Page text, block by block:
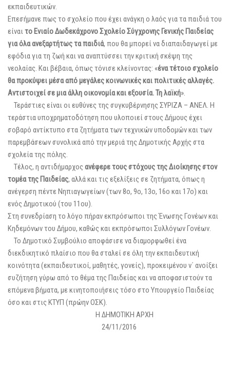
εκπαιδευτικών.
Επεσήμανε πως το σχολείο που έχει ανάγκη ο λαός για τα παιδιά του
είναιτο Ενιαίο Δωδεκάχρονο Σχολείο Σύγχρονης Γενικής Παιδείας
για όλα ανεξαρτήτως τα παιδιά, που θα μπορεί να διαπαιδαγωγεί με
εφόδια για τη ζωή και να αναπτύσσει την κριτική σκέψη της
νεολαίας. Και βέβαια, όπως τόνισε κλείνοντας: «ένα τέτοιο σχολείο
θα προκύψει μέσα από μεγάλες κοινωνικές και πολιτικές αλλαγές.
Αντιστοιχεί σε μια άλλη οικονομία και εξουσία. Τη λαϊκή».
Τεράστιες είναι οι ευθύνες της συγκυβέρνησης ΣΥΡΙΖΑ – ΑΝΕΛ. Η
τεράστια υποχρηματοδότηση που υλοποιεί στους Δήμους έχει
σοβαρό αντίκτυπο στα ζητήματα των τεχνικών υποδομών και των
παρεμβάσεων συνολικά από την μεριά της Δημοτικής Αρχής στα
σχολεία της πόλης.
Τέλος, η αντιδήμαρχος ανέφερε τους στόχους της Διοίκησης στον
τομέα της Παιδείας, αλλά και τις εξελίξεις σε ζητήματα, όπως η
ανέγερση πέντε Νηπιαγωγείων (των 8ο, 9ο, 13ο, 16ο και 17ο) και
ενός Δημοτικού (του 11ου).
Στη συνεδρίαση το λόγο πήραν εκπρόσωποι της Ένωσης Γονέων και
Κηδεμόνων του Δήμου, καθώς και εκπρόσωποι Συλλόγων Γονέων.
Το Δημοτικό Συμβούλιο αποφάσισε να διαμορφωθεί ένα
διεκδικητικό πλαίσιο που θα σταλεί σε όλη την εκπαιδευτική
κοινότητα (εκπαιδευτικοί, μαθητές, γονείς), προκειμένου ν΄ ανοίξει
συζήτηση γύρω από το θέμα της Παιδείας και να αποφασιστούν τα
επόμενα βήματα, με κινητοποιήσεις τόσο στο Υπουργείο Παιδείας
όσο και στις ΚΤΥΠ (πρώην ΟΣΚ).
Η ΔΗΜΟΤΙΚΗ ΑΡΧΗ
24/11/2016